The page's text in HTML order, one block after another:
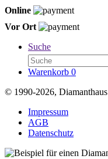
Online
Vor Ort
Suche
Warenkorb 0
© 1990-2026, Diamanthaus
Impressum
AGB
Datenschutz